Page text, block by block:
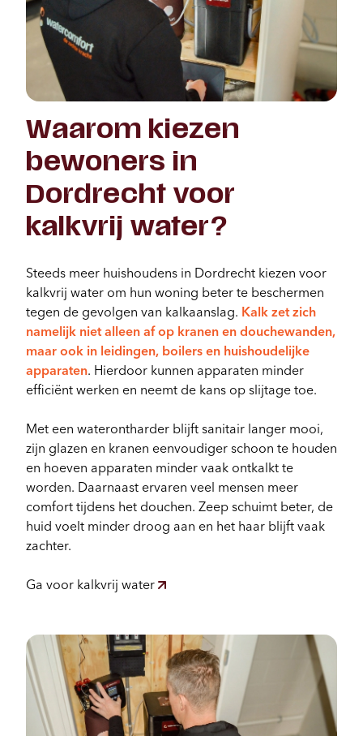
Waarom kiezen
bewoners in
Dordrecht voor
kalkvrij water?
Steeds meer huishoudens in Dordrecht kiezen voor
kalkvrij water om hun woning beter te beschermen
tegen de gevolgen van kalkaanslag. Kalk zet zich
namelijk niet alleen af op kranen en douchewanden,
maar ook in leidingen, boilers en huishoudelijke
apparaten. Hierdoor kunnen apparaten minder
efficiënt werken en neemt de kans op slijtage toe.
Met een waterontharder blijft sanitair langer mooi,
zijn glazen en kranen eenvoudiger schoon te houden
en hoeven apparaten minder vaak ontkalkt te
worden. Daarnaast ervaren veel mensen meer
comfort tijdens het douchen. Zeep schuimt beter, de
huid voelt minder droog aan en het haar blijft vaak
zachter.
Ga voor kalkvrij water